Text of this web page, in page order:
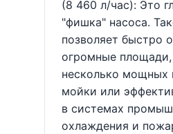
(8 460 л/час): Это
"фишка" насоса.
позволяет быстро
огромные площади,
несколько мощных
мойки или
в системах
охлаждения и